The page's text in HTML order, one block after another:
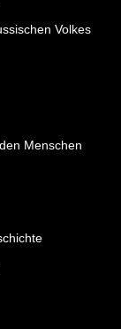
Volkes
Menschen